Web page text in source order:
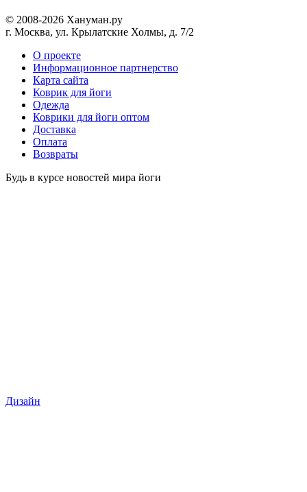
© 2008-2026 Хануман.ру
г. Москва, ул. Крылатские Холмы, д. 7/2
O проекте
Информационное партнерство
Карта сайта
Коврик для йоги
Одежда
Коврики для йоги оптом
Доставка
Оплата
Возвраты
Будь в курсе новостей мира йоги
Дизайн